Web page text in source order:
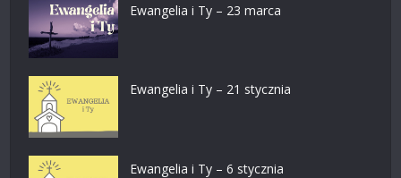
Ewangelia i Ty – 23 marca
Ewangelia i Ty – 21 stycznia
Ewangelia i Ty – 6 stycznia